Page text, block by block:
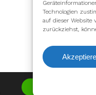
Technologien
auf dieser Website
zurückziehst,